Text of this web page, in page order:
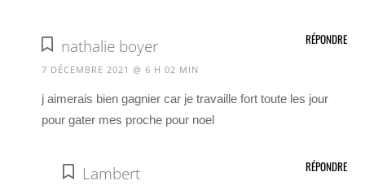
nathalie boyer
7 DÉCEMBRE 2021 @ 6 H 02 MIN
j aimerais bien gagnier car je travaille fort toute les jour
pour gater mes proche pour noel
RÉPONDRE
Lambert RÉPONDRE